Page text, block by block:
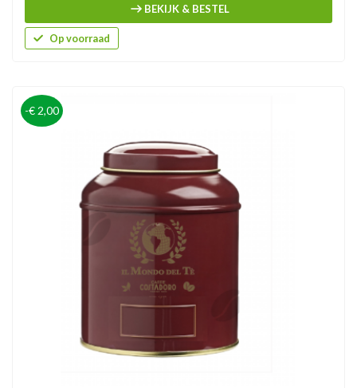
BEKIJK & BESTEL
Op voorraad
-€ 2,00